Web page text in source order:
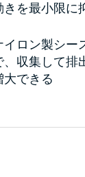
きを最小限に
イロン製シー
、収集して排
大できる